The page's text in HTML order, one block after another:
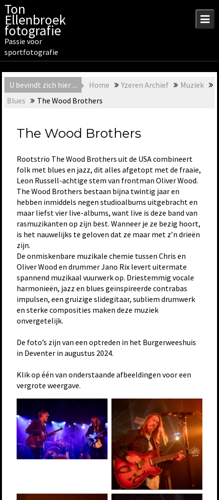
Skip
to
content
Ton
Ellenbroek
fotografie
Passie voor
sportfotografie
U bevindt zich hier ... Home Yzeren Archief
Muziek
Blues
The Wood Brothers
The Wood Brothers
Rootstrio The Wood Brothers uit de USA combineert
folk met blues en jazz, dit alles afgetopt met de fraaie,
Leon Russell-achtige stem van frontman Oliver Wood.
The Wood Brothers bestaan bijna twintig jaar en
hebben inmiddels negen studioalbums uitgebracht en
maar liefst vier live-albums, want live is deze band van
rasmuzikanten op zijn best. Wanneer je ze bezig hoort,
is het nauwelijks te geloven dat ze maar met z’n drieën
zijn.
De onmiskenbare muzikale chemie tussen Chris en
Oliver Wood en drummer Jano Rix levert uitermate
spannend muzikaal vuurwerk op. Driestemmig vocale
harmonieën, jazz en blues geïnspireerde contrabas
impulsen, een gruizige slidegitaar, subliem drumwerk
en sterke composities maken deze muziek
onvergetelijk.
De foto’s zijn van een optreden in het Burgerweeshuis
in Deventer in augustus 2024.
Klik op één van onderstaande afbeeldingen voor een
vergrote weergave.